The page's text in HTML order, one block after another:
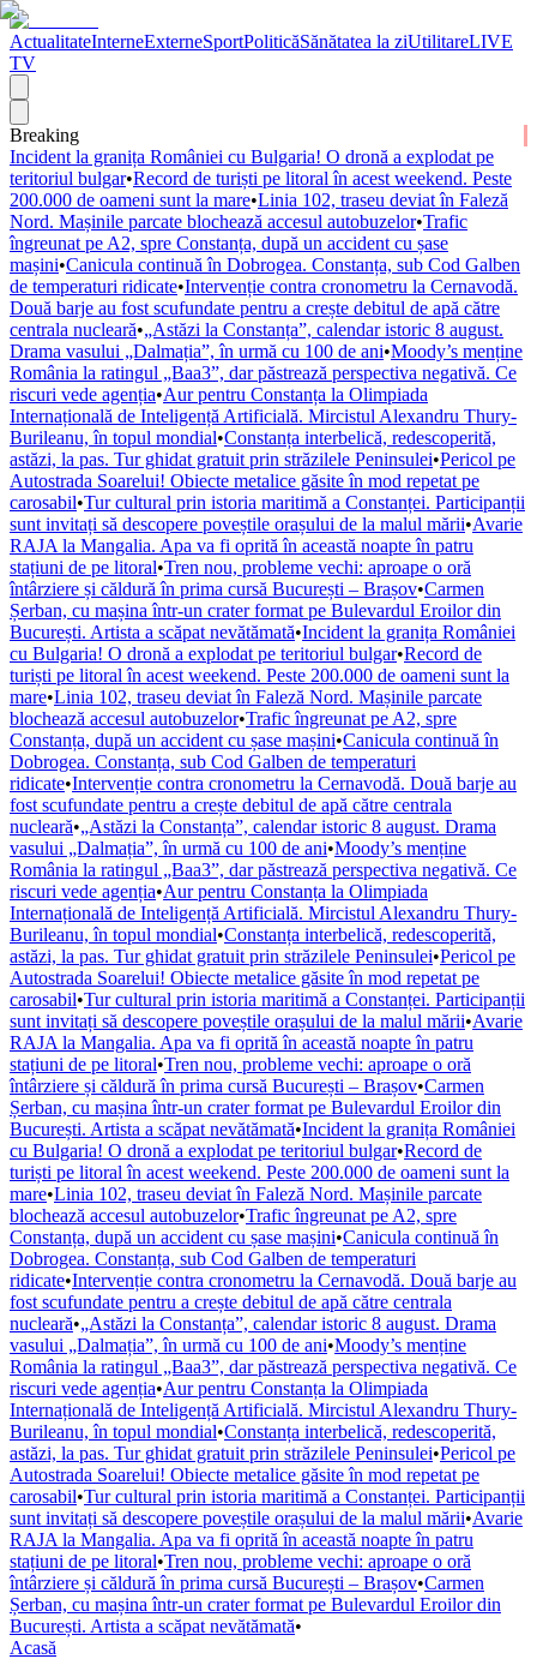
ActualitateInterneExterneSportPoliticăSănătatea la ziUtilitareLIVE
TV
Breaking
Incident la granița României cu Bulgaria! O dronă a explodat pe
teritoriul bulgar•Record de turiști pe litoral în acest weekend. Peste
200.000 de oameni sunt la mare•Linia 102, traseu deviat în Faleză
Nord. Mașinile parcate blochează accesul autobuzelor•Trafic
îngreunat pe A2, spre Constanța, după un accident cu șase
mașini•Canicula continuă în Dobrogea. Constanța, sub Cod Galben
de temperaturi ridicate•Intervenție contra cronometru la Cernavodă.
Două barje au fost scufundate pentru a crește debitul de apă către
centrala nucleară•„Astăzi la Constanța”, calendar istoric 8 august.
Drama vasului „Dalmația”, în urmă cu 100 de ani•Moody’s menține
România la ratingul „Baa3”, dar păstrează perspectiva negativă. Ce
riscuri vede agenția•Aur pentru Constanța la Olimpiada
Internațională de Inteligență Artificială. Mircistul Alexandru Thury-
Burileanu, în topul mondial•Constanța interbelică, redescoperită,
astăzi, la pas. Tur ghidat gratuit prin străzilele Peninsulei•Pericol pe
Autostrada Soarelui! Obiecte metalice găsite în mod repetat pe
carosabil•Tur cultural prin istoria maritimă a Constanței. Participanții
sunt invitați să descopere poveștile orașului de la malul mării•Avarie
RAJA la Mangalia. Apa va fi oprită în această noapte în patru
stațiuni de pe litoral•Tren nou, probleme vechi: aproape o oră
întârziere și căldură în prima cursă București – Brașov•Carmen
Șerban, cu mașina într-un crater format pe Bulevardul Eroilor din
București. Artista a scăpat nevătămată•Incident la granița României
cu Bulgaria! O dronă a explodat pe teritoriul bulgar•Record de
turiști pe litoral în acest weekend. Peste 200.000 de oameni sunt la
mare•Linia 102, traseu deviat în Faleză Nord. Mașinile parcate
blochează accesul autobuzelor•Trafic îngreunat pe A2, spre
Constanța, după un accident cu șase mașini•Canicula continuă în
Dobrogea. Constanța, sub Cod Galben de temperaturi
ridicate•Intervenție contra cronometru la Cernavodă. Două barje au
fost scufundate pentru a crește debitul de apă către centrala
nucleară•„Astăzi la Constanța”, calendar istoric 8 august. Drama
vasului „Dalmația”, în urmă cu 100 de ani•Moody’s menține
România la ratingul „Baa3”, dar păstrează perspectiva negativă. Ce
riscuri vede agenția•Aur pentru Constanța la Olimpiada
Internațională de Inteligență Artificială. Mircistul Alexandru Thury-
Burileanu, în topul mondial•Constanța interbelică, redescoperită,
astăzi, la pas. Tur ghidat gratuit prin străzilele Peninsulei•Pericol pe
Autostrada Soarelui! Obiecte metalice găsite în mod repetat pe
carosabil•Tur cultural prin istoria maritimă a Constanței. Participanții
sunt invitați să descopere poveștile orașului de la malul mării•Avarie
RAJA la Mangalia. Apa va fi oprită în această noapte în patru
stațiuni de pe litoral•Tren nou, probleme vechi: aproape o oră
întârziere și căldură în prima cursă București – Brașov•Carmen
Șerban, cu mașina într-un crater format pe Bulevardul Eroilor din
București. Artista a scăpat nevătămată•Incident la granița României
cu Bulgaria! O dronă a explodat pe teritoriul bulgar•Record de
turiști pe litoral în acest weekend. Peste 200.000 de oameni sunt la
mare•Linia 102, traseu deviat în Faleză Nord. Mașinile parcate
blochează accesul autobuzelor•Trafic îngreunat pe A2, spre
Constanța, după un accident cu șase mașini•Canicula continuă în
Dobrogea. Constanța, sub Cod Galben de temperaturi
ridicate•Intervenție contra cronometru la Cernavodă. Două barje au
fost scufundate pentru a crește debitul de apă către centrala
nucleară•„Astăzi la Constanța”, calendar istoric 8 august. Drama
vasului „Dalmația”, în urmă cu 100 de ani•Moody’s menține
România la ratingul „Baa3”, dar păstrează perspectiva negativă. Ce
riscuri vede agenția•Aur pentru Constanța la Olimpiada
Internațională de Inteligență Artificială. Mircistul Alexandru Thury-
Burileanu, în topul mondial•Constanța interbelică, redescoperită,
astăzi, la pas. Tur ghidat gratuit prin străzilele Peninsulei•Pericol pe
Autostrada Soarelui! Obiecte metalice găsite în mod repetat pe
carosabil•Tur cultural prin istoria maritimă a Constanței. Participanții
sunt invitați să descopere poveștile orașului de la malul mării•Avarie
RAJA la Mangalia. Apa va fi oprită în această noapte în patru
stațiuni de pe litoral•Tren nou, probleme vechi: aproape o oră
întârziere și căldură în prima cursă București – Brașov•Carmen
Șerban, cu mașina într-un crater format pe Bulevardul Eroilor din
București. Artista a scăpat nevătămată•
Acasă